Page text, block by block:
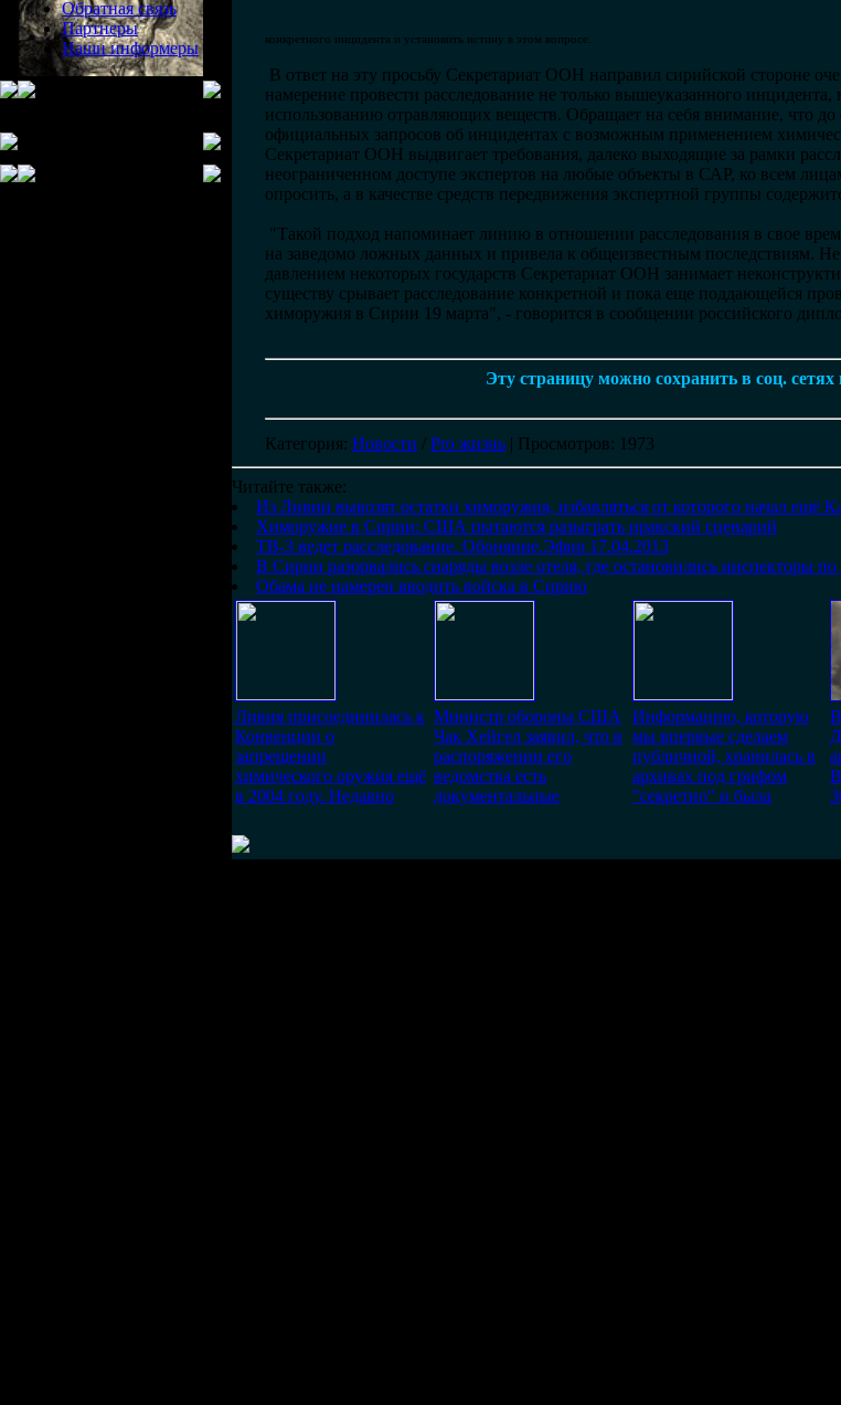
Обратная связь
Партнеры
Наши информеры
конкретного инцидента и установить истину в этом вопросе.
В ответ на эту просьбу Секретариат ООН направил сирийской стороне
намерение провести расследование не только вышеуказанного
использованию отравляющих веществ. Обращает на себя внимание, что
официальных запросов об инцидентах с возможным применением
Секретариат ООН выдвигает требования, далеко выходящие за рамки
неограниченном доступе экспертов на любые объекты в САР, ко всем
опросить, а в качестве средств передвижения экспертной группы
"Такой подход напоминает линию в отношении расследования в свое
на заведомо ложных данных и привела к общеизвестным последствиям.
давлением некоторых государств Секретариат ООН занимает
существу срывает расследование конкретной и пока еще поддающейся
химоружия в Сирии 19 марта", - говорится в сообщении российского
Эту страницу можно сохранить в соц. сетях
Категория: Новости / Pro жизнь | Просмотров: 1973
Читайте также:
Из Ливии вывозят остатки химоружия, избавляться от которого начал ещё
Химоружие в Сирии: США пытаются разыграть иракский сценарий
ТВ-3 ведет расследование. Обоняние.Эфир 17.04.2013
В Сирии разорвались снаряды возле отеля, где остановились инспекторы
Обама не намерен вводить войска в Сирию
Ливия присоединилась к
Конвенции о
запрещении
химического оружия ещё
в 2004 году. Недавно
Министр обороны США
Чак Хейгел заявил, что в
распоряжении его
ведомства есть
документальные
Информацию, которую
мы впервые сделаем
публичной, хранилась в
архивах под грифом
"секретно" и была